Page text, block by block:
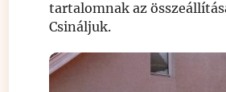
tartalomnak az
Csináljuk.